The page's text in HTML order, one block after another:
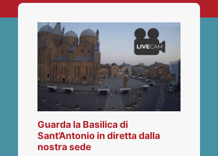
Guarda la Basilica di
Sant’Antonio in diretta dalla
nostra sede